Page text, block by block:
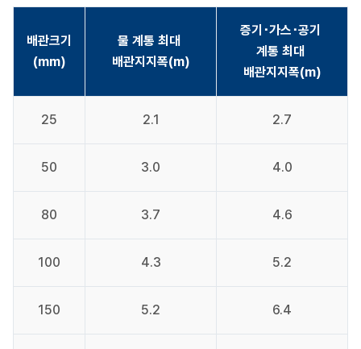
배관크기
(mm)
물 계통 최대
배관지지폭(m)
증기･가스･공기
계통 최대
배관지지폭(m)
25 2.1 2.7
50 3.0 4.0
80 3.7 4.6
100 4.3 5.2
150 5.2 6.4